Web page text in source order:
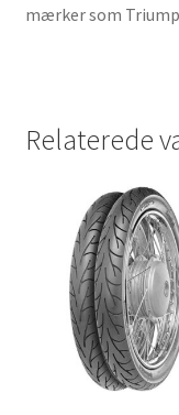
mærker som
Relaterede